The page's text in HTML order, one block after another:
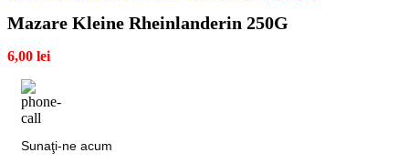
Mazare Kleine Rheinlanderin 250G
6,00 lei
Sunaţi-ne acum